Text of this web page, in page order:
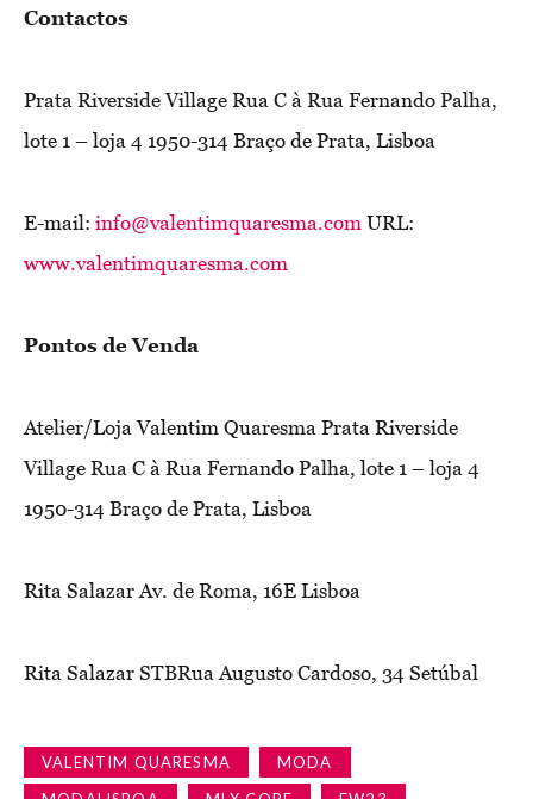
Contactos
Prata Riverside Village Rua C à Rua Fernando Palha,
lote 1 – loja 4 1950-314 Braço de Prata, Lisboa
E-mail: info@valentimquaresma.com URL:
www.valentimquaresma.com
Pontos de Venda
Atelier/Loja Valentim Quaresma Prata Riverside
Village Rua C à Rua Fernando Palha, lote 1 – loja 4
1950-314 Braço de Prata, Lisboa
Rita SalazarAv. de Roma, 16E Lisboa
Rita Salazar STBRua Augusto Cardoso, 34 Setúbal
VALENTIM QUARESMA
MODA